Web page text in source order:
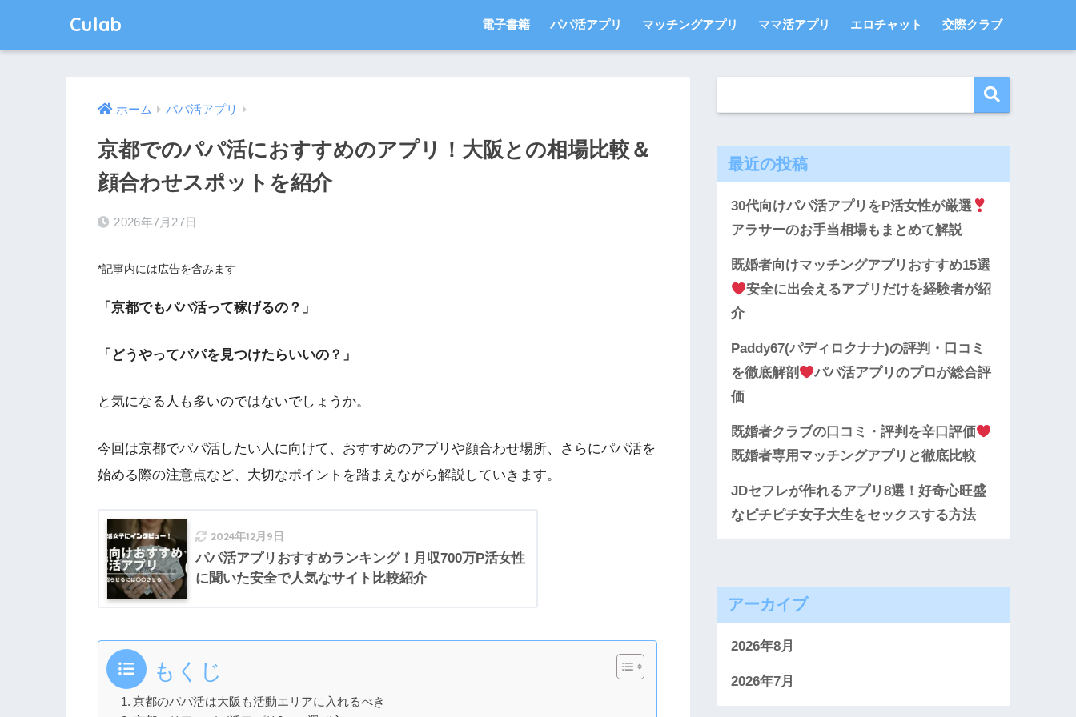
Culab 電子書籍 パパ活アプリ マッチングアプリ ママ活アプリ エロチャット 交際クラブ
ホーム パパ活アプリ
京都でのパパ活におすすめのアプリ！大阪との相場比較＆
顔合わせスポットを紹介
2026年7月27日
*記事内には広告を含みます
「京都でもパパ活って稼げるの？」
「どうやってパパを見つけたらいいの？」
と気になる人も多いのではないでしょうか。
今回は京都でパパ活したい人に向けて、おすすめのアプリや顔合わせ場所、さらにパパ活を
始める際の注意点など、大切なポイントを踏まえながら解説していきます。
2024年12月9日
パパ活アプリおすすめランキング！月収700万P活女性
に聞いた安全で人気なサイト比較紹介
もくじ
京都のパパ活は大阪も活動エリアに入れるべき
最近の投稿
30代向けパパ活アプリをP活女性が厳選
アラサーのお手当相場もまとめて解説
既婚者向けマッチングアプリおすすめ15選
安全に出会えるアプリだけを経験者が紹
介
Paddy67(パディロクナナ)の評判・口コミ
を徹底解剖
パパ活アプリのプロが総合評
価
既婚者クラブの口コミ・評判を辛口評価
既婚者専用マッチングアプリと徹底比較
JDセフレが作れるアプリ8選！好奇心旺盛
なピチピチ女子大生をセックスする方法
アーカイブ
2026年8月
2026年7月